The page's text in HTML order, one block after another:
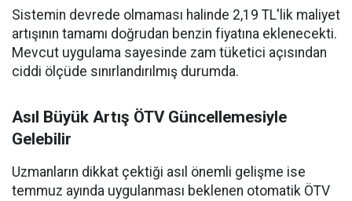
Sistemin devrede olmaması halinde 2,19 TL'lik maliyet
artışının tamamı doğrudan benzin fiyatına eklenecekti.
Mevcut uygulama sayesinde zam tüketici açısından
ciddi ölçüde sınırlandırılmış durumda.
Asıl Büyük Artış ÖTV Güncellemesiyle
Gelebilir
Uzmanların dikkat çektiği asıl önemli gelişme ise
temmuz ayında uygulanması beklenen otomatik ÖTV